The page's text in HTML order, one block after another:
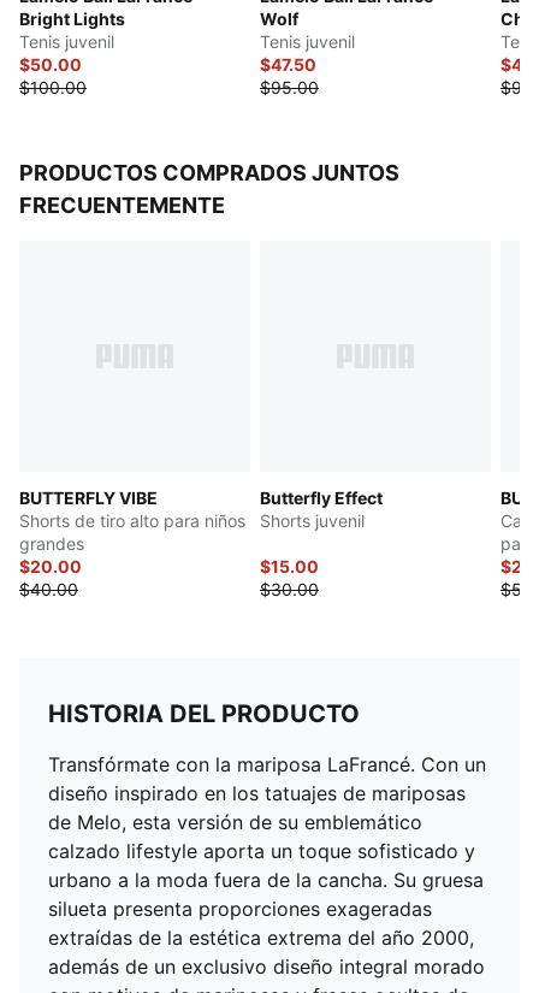
Bright Lights
Tenis juvenil
$50.00
$100.00
Wolf
Tenis juvenil
$47.50
$95.00
PRODUCTOS COMPRADOS JUNTOS
FRECUENTEMENTE
BUTTERFLY VIBE
Shorts de tiro alto para niños
grandes
$20.00
$40.00
Butterfly Effect
Shorts juvenil
$15.00
$30.00
HISTORIA DEL PRODUCTO
Transfórmate con la mariposa LaFrancé. Con un
diseño inspirado en los tatuajes de mariposas
de Melo, esta versión de su emblemático
calzado lifestyle aporta un toque sofisticado y
urbano a la moda fuera de la cancha. Su gruesa
silueta presenta proporciones exageradas
extraídas de la estética extrema del año 2000,
además de un exclusivo diseño integral morado